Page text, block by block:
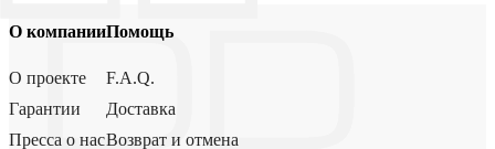
О компании
О проекте
Гарантии
Пресса о нас
Помощь
F.A.Q.
Доставка
Возврат и отмена